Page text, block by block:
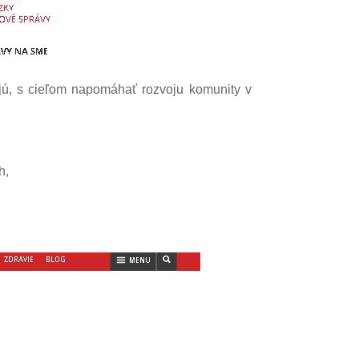
s cieľom napomáhať rozvoju komunity v